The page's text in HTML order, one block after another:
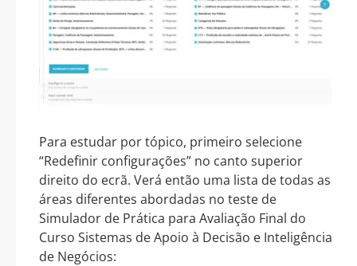
Para estudar por tópico, primeiro selecione
“Redefinir configurações” no canto superior
direito do ecrã. Verá então uma lista de todas as
áreas diferentes abordadas no teste de
Simulador de Prática para Avaliação Final do
Curso Sistemas de Apoio à Decisão e Inteligência
de Negócios: